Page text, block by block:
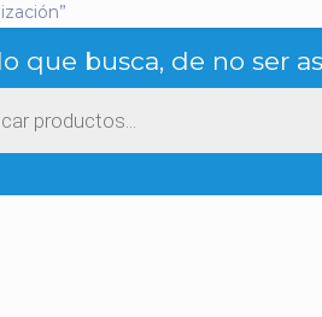
que busca, de no ser